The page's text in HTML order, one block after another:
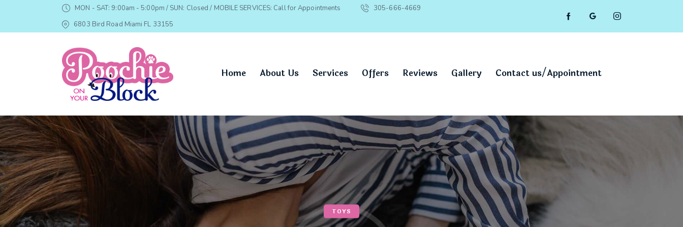
MON - SAT: 9:00am - 5:00pm / SUN: Closed / MOBILE SERVICES: Call for Appointments
305-666-4669
6803 Bird Road Miami FL 33155
Home About Us Services Offers Reviews Gallery Contact us/Appointment
TOYS